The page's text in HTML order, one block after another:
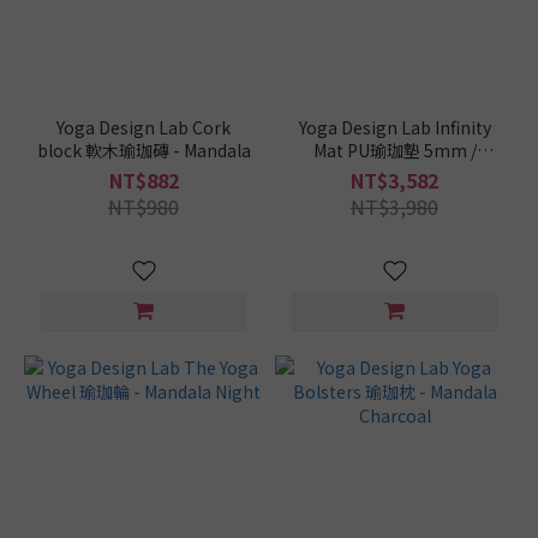
Yoga Design Lab Cork
block 軟木瑜珈磚 - Mandala
NT$882
NT$980
Yoga Design Lab Infinity
Mat PU瑜珈墊 5mm /
180x61cm - Mandala
Charcoal
NT$3,582
NT$3,980